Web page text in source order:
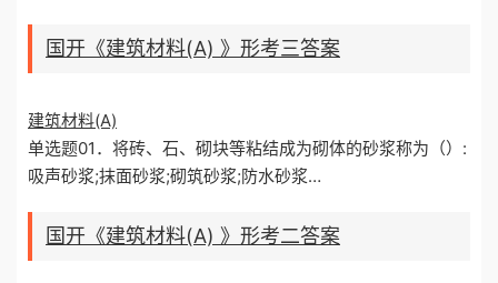
国开《建筑材料(A) 》形考三答案
建筑材料(A)
单选题01．将砖、石、砌块等粘结成为砌体的砂浆称为（）:
吸声砂浆;抹面砂浆;砌筑砂浆;防水砂浆…
国开《建筑材料(A) 》形考二答案